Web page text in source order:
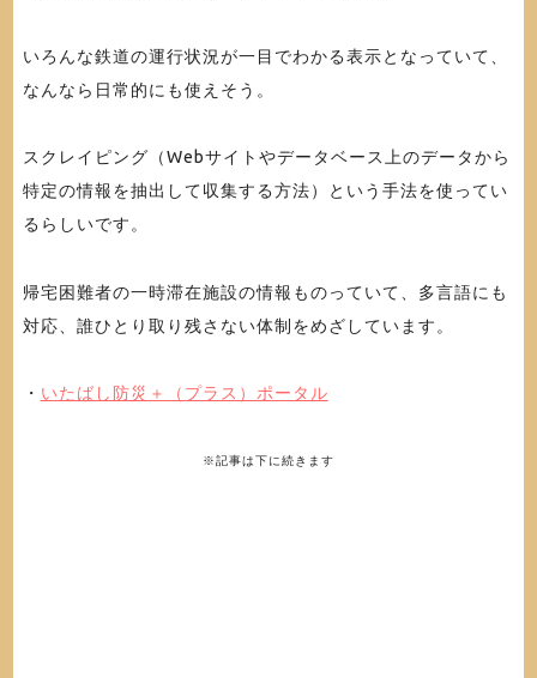
いろんな鉄道の運行状況が一目でわかる表示となっていて、
なんなら日常的にも使えそう。
スクレイピング（Webサイトやデータベース上のデータから
特定の情報を抽出して収集する方法）という手法を使ってい
るらしいです。
帰宅困難者の一時滞在施設の情報ものっていて、多言語にも
対応、誰ひとり取り残さない体制をめざしています。
・ いたばし防災＋（プラス）ポータル
※記事は下に続きます